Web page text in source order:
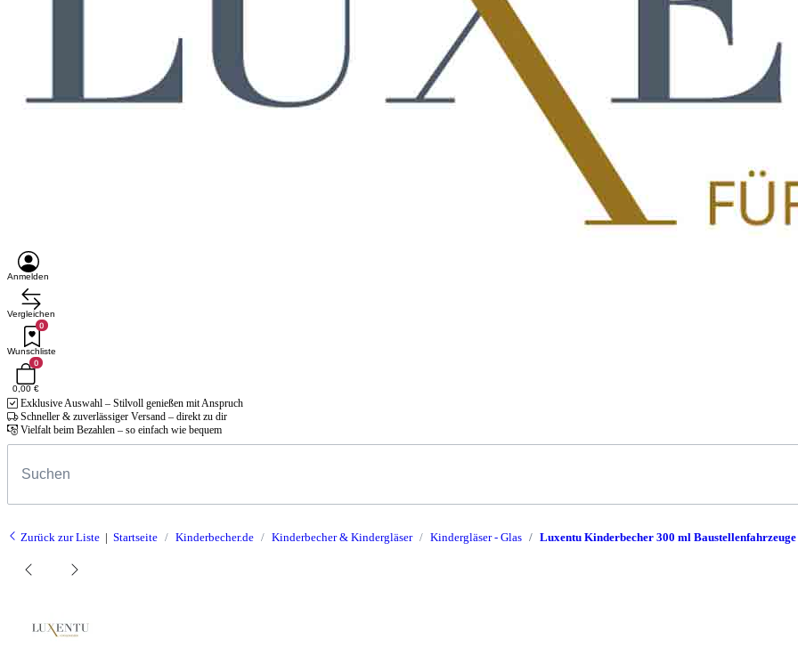
Anmelden
Vergleichen
0
Wunschliste
0
0,00 €
Exklusive Auswahl – Stilvoll genießen mit Anspruch
Schneller & zuverlässiger Versand – direkt zu dir
Vielfalt beim Bezahlen – so einfach wie bequem
Zurück zur Liste Startseite Kinderbecher.de Kinderbecher & Kindergläser Kindergläser - Glas Luxentu Kinderbecher 300 ml Baustellenfahrzeuge